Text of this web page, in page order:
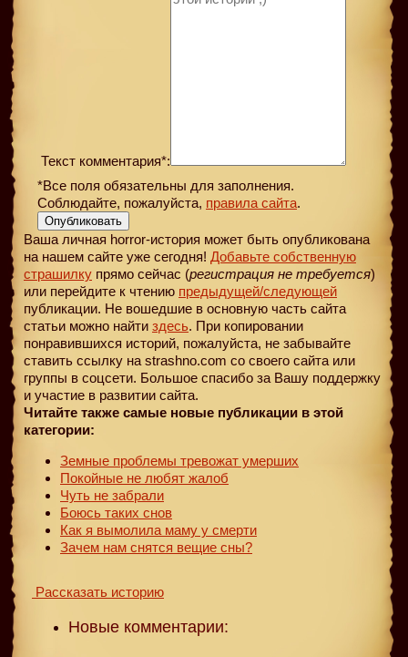
Текст комментария*:
*Все поля обязательны для заполнения.
Соблюдайте, пожалуйста, правила сайта.
Опубликовать
Ваша личная horror-история может быть опубликована
на нашем сайте уже сегодня! Добавьте собственную
страшилку прямо сейчас (регистрация не требуется)
или перейдите к чтению предыдущей/следующей
публикации. Не вошедшие в основную часть сайта
статьи можно найти здесь. При копировании
понравившихся историй, пожалуйста, не забывайте
ставить ссылку на strashno.com со своего сайта или
группы в соцсети. Большое спасибо за Вашу поддержку
и участие в развитии сайта.
Читайте также самые новые публикации в этой
категории:
Земные проблемы тревожат умерших
Покойные не любят жалоб
Чуть не забрали
Боюсь таких снов
Как я вымолила маму у смерти
Зачем нам снятся вещие сны?
Рассказать историю
Новые комментарии: